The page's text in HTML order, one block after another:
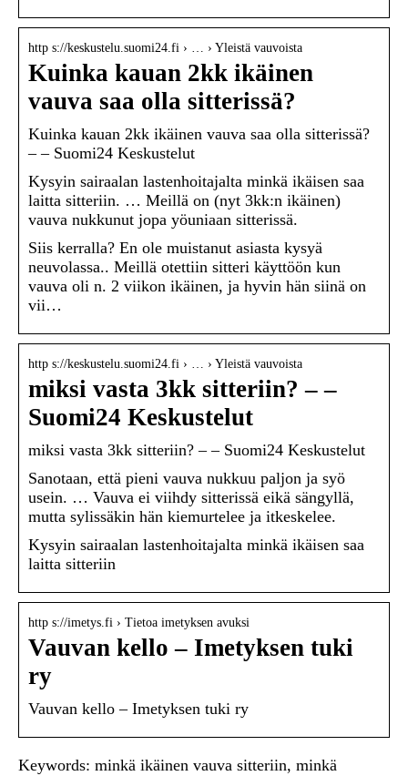
http s://keskustelu.suomi24.fi › … › Yleistä vauvoista
Kuinka kauan 2kk ikäinen
vauva saa olla sitterissä?
Kuinka kauan 2kk ikäinen vauva saa olla sitterissä?
– – Suomi24 Keskustelut
Kysyin sairaalan lastenhoitajalta minkä ikäisen saa
laitta sitteriin. … Meillä on (nyt 3kk:n ikäinen)
vauva nukkunut jopa yöuniaan sitterissä.
Siis kerralla? En ole muistanut asiasta kysyä
neuvolassa.. Meillä otettiin sitteri käyttöön kun
vauva oli n. 2 viikon ikäinen, ja hyvin hän siinä on
vii…
http s://keskustelu.suomi24.fi › … › Yleistä vauvoista
miksi vasta 3kk sitteriin? – –
Suomi24 Keskustelut
miksi vasta 3kk sitteriin? – – Suomi24 Keskustelut
Sanotaan, että pieni vauva nukkuu paljon ja syö
usein. … Vauva ei viihdy sitterissä eikä sängyllä,
mutta sylissäkin hän kiemurtelee ja itkeskelee.
Kysyin sairaalan lastenhoitajalta minkä ikäisen saa
laitta sitteriin
http s://imetys.fi › Tietoa imetyksen avuksi
Vauvan kello – Imetyksen tuki
ry
Vauvan kello – Imetyksen tuki ry
Keywords: minkä ikäinen vauva sitteriin, minkä